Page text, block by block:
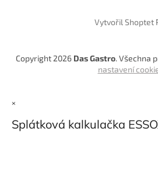
Vytvořil Shoptet
Copyright 2026 Das Gastro. Všechna
nastavení
×
Splátková kalkulačka